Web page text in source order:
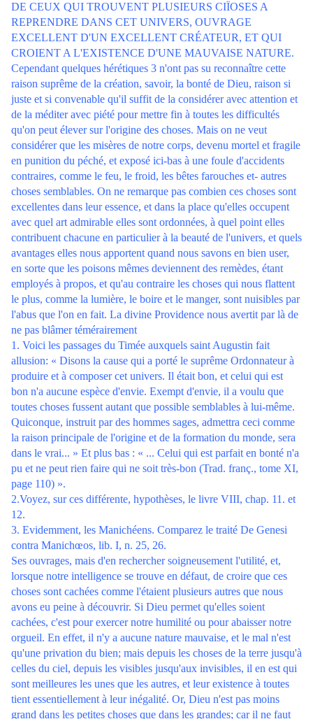
DE CEUX QUI TROUVENT PLUSIEURS CIÏOSES A
REPRENDRE DANS CET UNIVERS, OUVRAGE
EXCELLENT D'UN EXCELLENT CRÉATEUR, ET QUI
CROIENT A L'EXISTENCE D'UNE MAUVAISE NATURE.
Cependant quelques hérétiques 3 n'ont pas su reconnaître cette
raison suprême de la création, savoir, la bonté de Dieu, raison si
juste et si convenable qu'il suffit de la considérer avec attention et
de la méditer avec piété pour mettre fin à toutes les difficultés
qu'on peut élever sur l'origine des choses. Mais on ne veut
considérer que les misères de notre corps, devenu mortel et fragile
en punition du péché, et exposé ici-bas à une foule d'accidents
contraires, comme le feu, le froid, les bêtes farouches et- autres
choses semblables. On ne remarque pas combien ces choses sont
excellentes dans leur essence, et dans la place qu'elles occupent
avec quel art admirable elles sont ordonnées, à quel point elles
contribuent chacune en particulier à la beauté de l'univers, et quels
avantages elles nous apportent quand nous savons en bien user,
en sorte que les poisons mêmes deviennent des remèdes, étant
employés à propos, et qu'au contraire les choses qui nous flattent
le plus, comme la lumière, le boire et le manger, sont nuisibles par
l'abus que l'on en fait. La divine Providence nous avertit par là de
ne pas blâmer témérairement
1. Voici les passages du Timée auxquels saint Augustin fait
allusion: « Disons la cause qui a porté le suprême Ordonnateur à
produire et à composer cet univers. Il était bon, et celui qui est
bon n'a aucune espèce d'envie. Exempt d'envie, il a voulu que
toutes choses fussent autant que possible semblables à lui-même.
Quiconque, instruit par des hommes sages, admettra ceci comme
la raison principale de l'origine et de la formation du monde, sera
dans le vrai... » Et plus bas : « ... Celui qui est parfait en bonté n'a
pu et ne peut rien faire qui ne soit très-bon (Trad. franç., tome XI,
page 110) ».
2.Voyez, sur ces différente, hypothèses, le livre VIII, chap. 11. et
12.
3. Evidemment, les Manichéens. Comparez le traité De Genesi
contra Manichœos, lib. I, n. 25, 26.
Ses ouvrages, mais d'en rechercher soigneusement l'utilité, et,
lorsque notre intelligence se trouve en défaut, de croire que ces
choses sont cachées comme l'étaient plusieurs autres que nous
avons eu peine à découvrir. Si Dieu permet qu'elles soient
cachées, c'est pour exercer notre humilité ou pour abaisser notre
orgueil. En effet, il n'y a aucune nature mauvaise, et le mal n'est
qu'une privation du bien; mais depuis les choses de la terre jusqu'à
celles du ciel, depuis les visibles jusqu'aux invisibles, il en est qui
sont meilleures les unes que les autres, et leur existence à toutes
tient essentiellement à leur inégalité. Or, Dieu n'est pas moins
grand dans les petites choses que dans les grandes; car il ne faut